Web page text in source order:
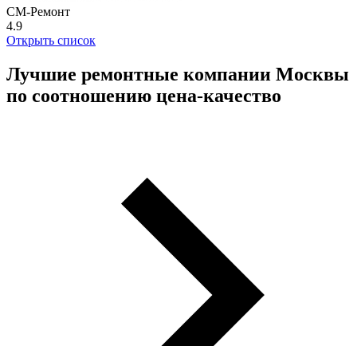
СМ-Ремонт
4.9
Открыть список
Лучшие ремонтные компании Москвы
по соотношению цена-качество